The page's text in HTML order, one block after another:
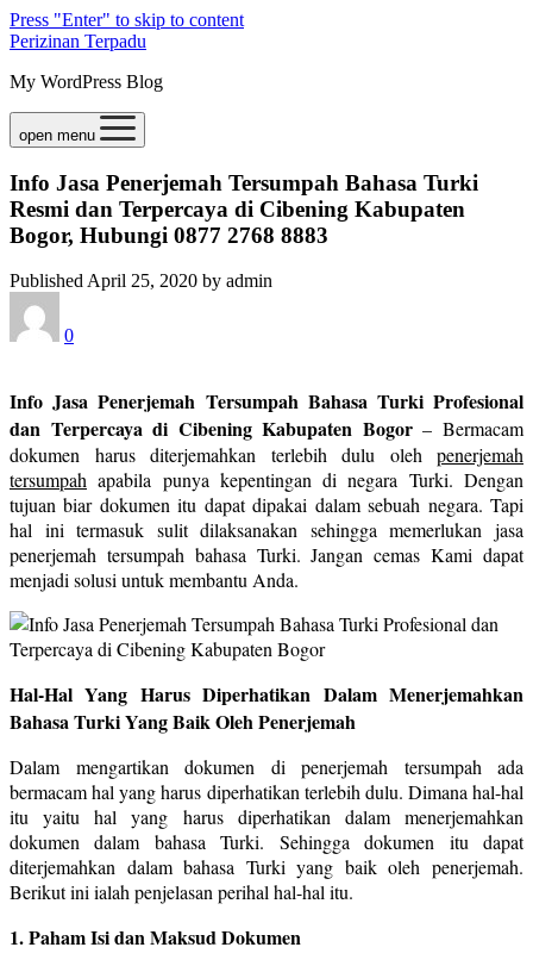
Press "Enter" to skip to content
Perizinan Terpadu
My WordPress Blog
open menu
Info Jasa Penerjemah Tersumpah Bahasa Turki
Resmi dan Terpercaya di Cibening Kabupaten
Bogor, Hubungi 0877 2768 8883
Published April 25, 2020 by admin
0
Info Jasa Penerjemah Tersumpah Bahasa Turki Profesional
dan Terpercaya di Cibening Kabupaten Bogor– Bermacam
dokumen harus diterjemahkan terlebih dulu oleh penerjemah
tersumpah apabila punya kepentingan di negara Turki. Dengan
tujuan biar dokumen itu dapat dipakai dalam sebuah negara. Tapi
hal ini termasuk sulit dilaksanakan sehingga memerlukan jasa
penerjemah tersumpah bahasa Turki. Jangan cemas Kami dapat
menjadi solusi untuk membantu Anda.
Hal-Hal Yang Harus Diperhatikan Dalam Menerjemahkan
Bahasa Turki Yang Baik Oleh Penerjemah
Dalam mengartikan dokumen di penerjemah tersumpah ada
bermacam hal yang harus diperhatikan terlebih dulu. Dimana hal-hal
itu yaitu hal yang harus diperhatikan dalam menerjemahkan
dokumen dalam bahasa Turki. Sehingga dokumen itu dapat
diterjemahkan dalam bahasa Turki yang baik oleh penerjemah.
Berikut ini ialah penjelasan perihal hal-hal itu.
1. Paham Isi dan Maksud Dokumen